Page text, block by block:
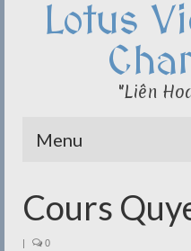
Lotus
"Liên
Menu
Qi Cong – Taï Chi
Cours
| 0